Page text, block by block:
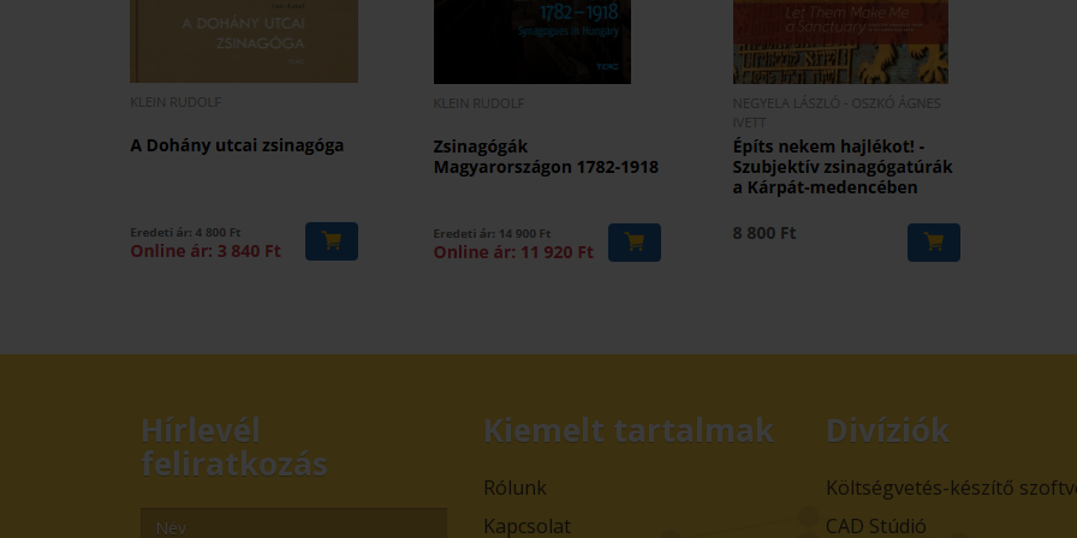
Hírlevél
feliratkozás
Kiemelt tartalmak
Rólunk
Kapcsolat
Divíziók
Költségvetés-készítő
CAD Stúdió